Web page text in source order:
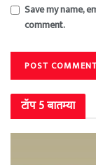
Save my name,
comment.
टॉप 5 बातम्या